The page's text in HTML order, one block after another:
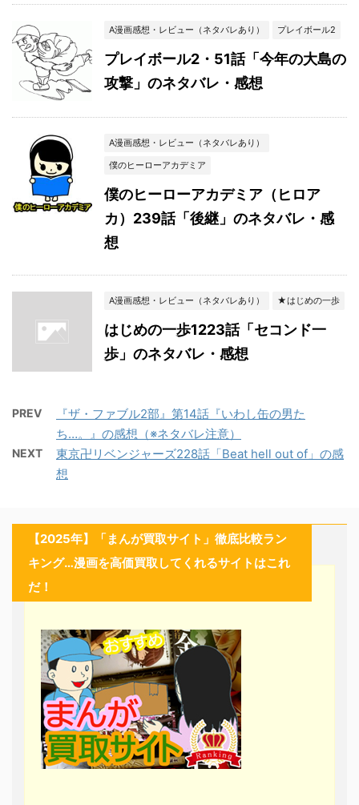
A漫画感想・レビュー（ネタバレあり） プレイボール2
プレイボール2・51話「今年の大島の
攻撃」のネタバレ・感想
A漫画感想・レビュー（ネタバレあり）
僕のヒーローアカデミア
僕のヒーローアカデミア（ヒロア
カ）239話「後継」のネタバレ・感
想
A漫画感想・レビュー（ネタバレあり） ★はじめの一歩
はじめの一歩1223話「セコンド一
歩」のネタバレ・感想
PREV
『ザ・ファブル2部』第14話『いわし缶の男た
ち…。』の感想（※ネタバレ注意）
NEXT
東京卍リベンジャーズ228話「Beat hell out of」の感
想
【2025年】「まんが買取サイト」徹底比較ラン
キング…漫画を高価買取してくれるサイトはこれ
だ！